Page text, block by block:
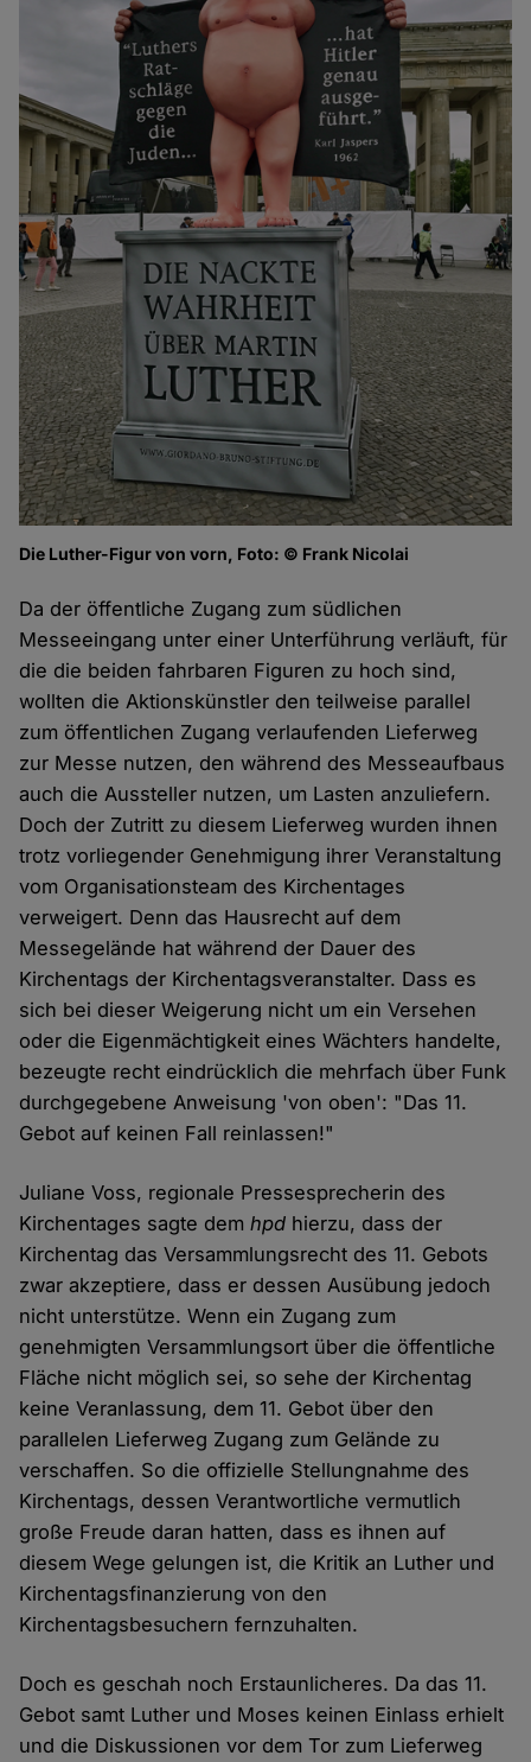
Die Luther-Figur von vorn, Foto: © Frank Nicolai
Da der öffentliche Zugang zum südlichen
Messeeingang unter einer Unterführung verläuft, für
die die beiden fahrbaren Figuren zu hoch sind,
wollten die Aktionskünstler den teilweise parallel
zum öffentlichen Zugang verlaufenden Lieferweg
zur Messe nutzen, den während des Messeaufbaus
auch die Aussteller nutzen, um Lasten anzuliefern.
Doch der Zutritt zu diesem Lieferweg wurden ihnen
trotz vorliegender Genehmigung ihrer Veranstaltung
vom Organisationsteam des Kirchentages
verweigert. Denn das Hausrecht auf dem
Messegelände hat während der Dauer des
Kirchentags der Kirchentagsveranstalter. Dass es
sich bei dieser Weigerung nicht um ein Versehen
oder die Eigenmächtigkeit eines Wächters handelte,
bezeugte recht eindrücklich die mehrfach über Funk
durchgegebene Anweisung 'von oben': "Das 11.
Gebot auf keinen Fall reinlassen!"
Juliane Voss, regionale Pressesprecherin des
Kirchentages sagte demhpd hierzu, dass der
Kirchentag das Versammlungsrecht des 11. Gebots
zwar akzeptiere, dass er dessen Ausübung jedoch
nicht unterstütze. Wenn ein Zugang zum
genehmigten Versammlungsort über die öffentliche
Fläche nicht möglich sei, so sehe der Kirchentag
keine Veranlassung, dem 11. Gebot über den
parallelen Lieferweg Zugang zum Gelände zu
verschaffen. So die offizielle Stellungnahme des
Kirchentags, dessen Verantwortliche vermutlich
große Freude daran hatten, dass es ihnen auf
diesem Wege gelungen ist, die Kritik an Luther und
Kirchentagsfinanzierung von den
Kirchentagsbesuchern fernzuhalten.
Doch es geschah noch Erstaunlicheres. Da das 11.
Gebot samt Luther und Moses keinen Einlass erhielt
und die Diskussionen vor dem Tor zum Lieferweg